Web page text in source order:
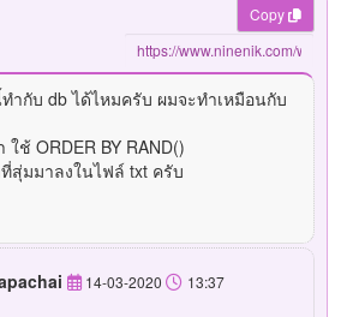
Copy
ำกับ db ได้ไหมครับ ผมจะทำเหมือนกับ
ช้ ORDER BY RAND()
สุ่มมาลงในไฟล์ txt ครับ
14-03-2020 13:37